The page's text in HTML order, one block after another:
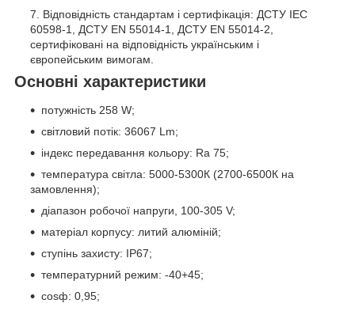
Відповідність стандартам і сертифікація: ДСТУ IEC
60598-1, ДСТУ EN 55014-1, ДСТУ EN 55014-2,
сертифіковані на відповідність українським і
європейським вимогам.
Основні характеристики
потужність 258 W;
світловий потік: 36067 Lm;
індекс передавання кольору: Ra 75;
температура світла: 5000-5300К (2700-6500К на
замовлення);
діапазон робочої напруги, 100-305 V;
матеріал корпусу: литий алюміній;
ступінь захисту: IP67;
температурний режим: -40+45;
cosф: 0,95;